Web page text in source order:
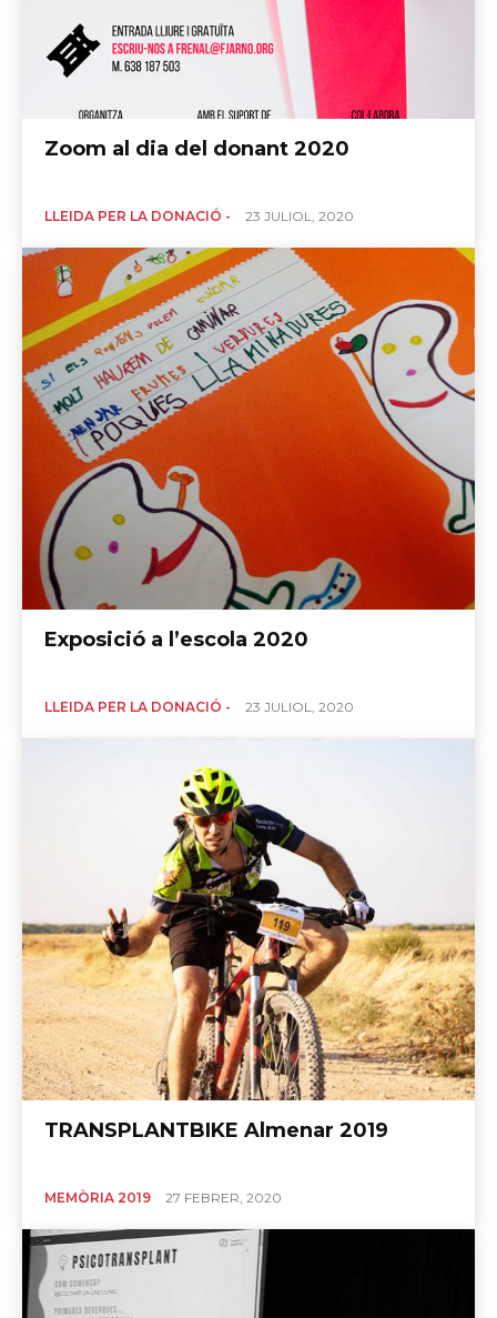
Zoom al dia del donant 2020
LLEIDA PER LA DONACIÓ - 23 JULIOL, 2020
Exposició a l’escola 2020
LLEIDA PER LA DONACIÓ - 23 JULIOL, 2020
TRANSPLANTBIKE Almenar 2019
MEMÒRIA 2019 27 FEBRER, 2020